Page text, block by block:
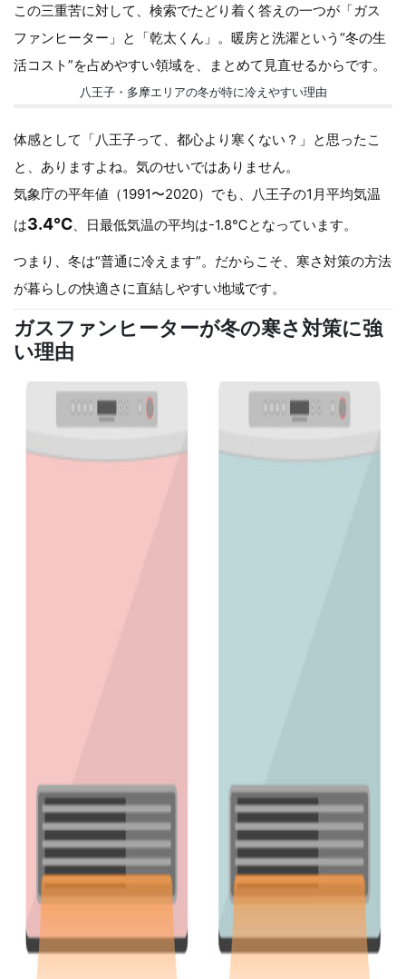
この三重苦に対して、検索でたどり着く答えの一つが「ガス
ファンヒーター」と「乾太くん」。暖房と洗濯という“冬の生
活コスト”を占めやすい領域を、まとめて見直せるからです。
八王子・多摩エリアの冬が特に冷えやすい理由
体感として「八王子って、都心より寒くない？」と思ったこ
と、ありますよね。気のせいではありません。
気象庁の平年値（1991〜2020）でも、八王子の1月平均気温
は3.4℃、日最低気温の平均は-1.8℃となっています。
つまり、冬は“普通に冷えます”。だからこそ、寒さ対策の方法
が暮らしの快適さに直結しやすい地域です。
ガスファンヒーターが冬の寒さ対策に強
い理由